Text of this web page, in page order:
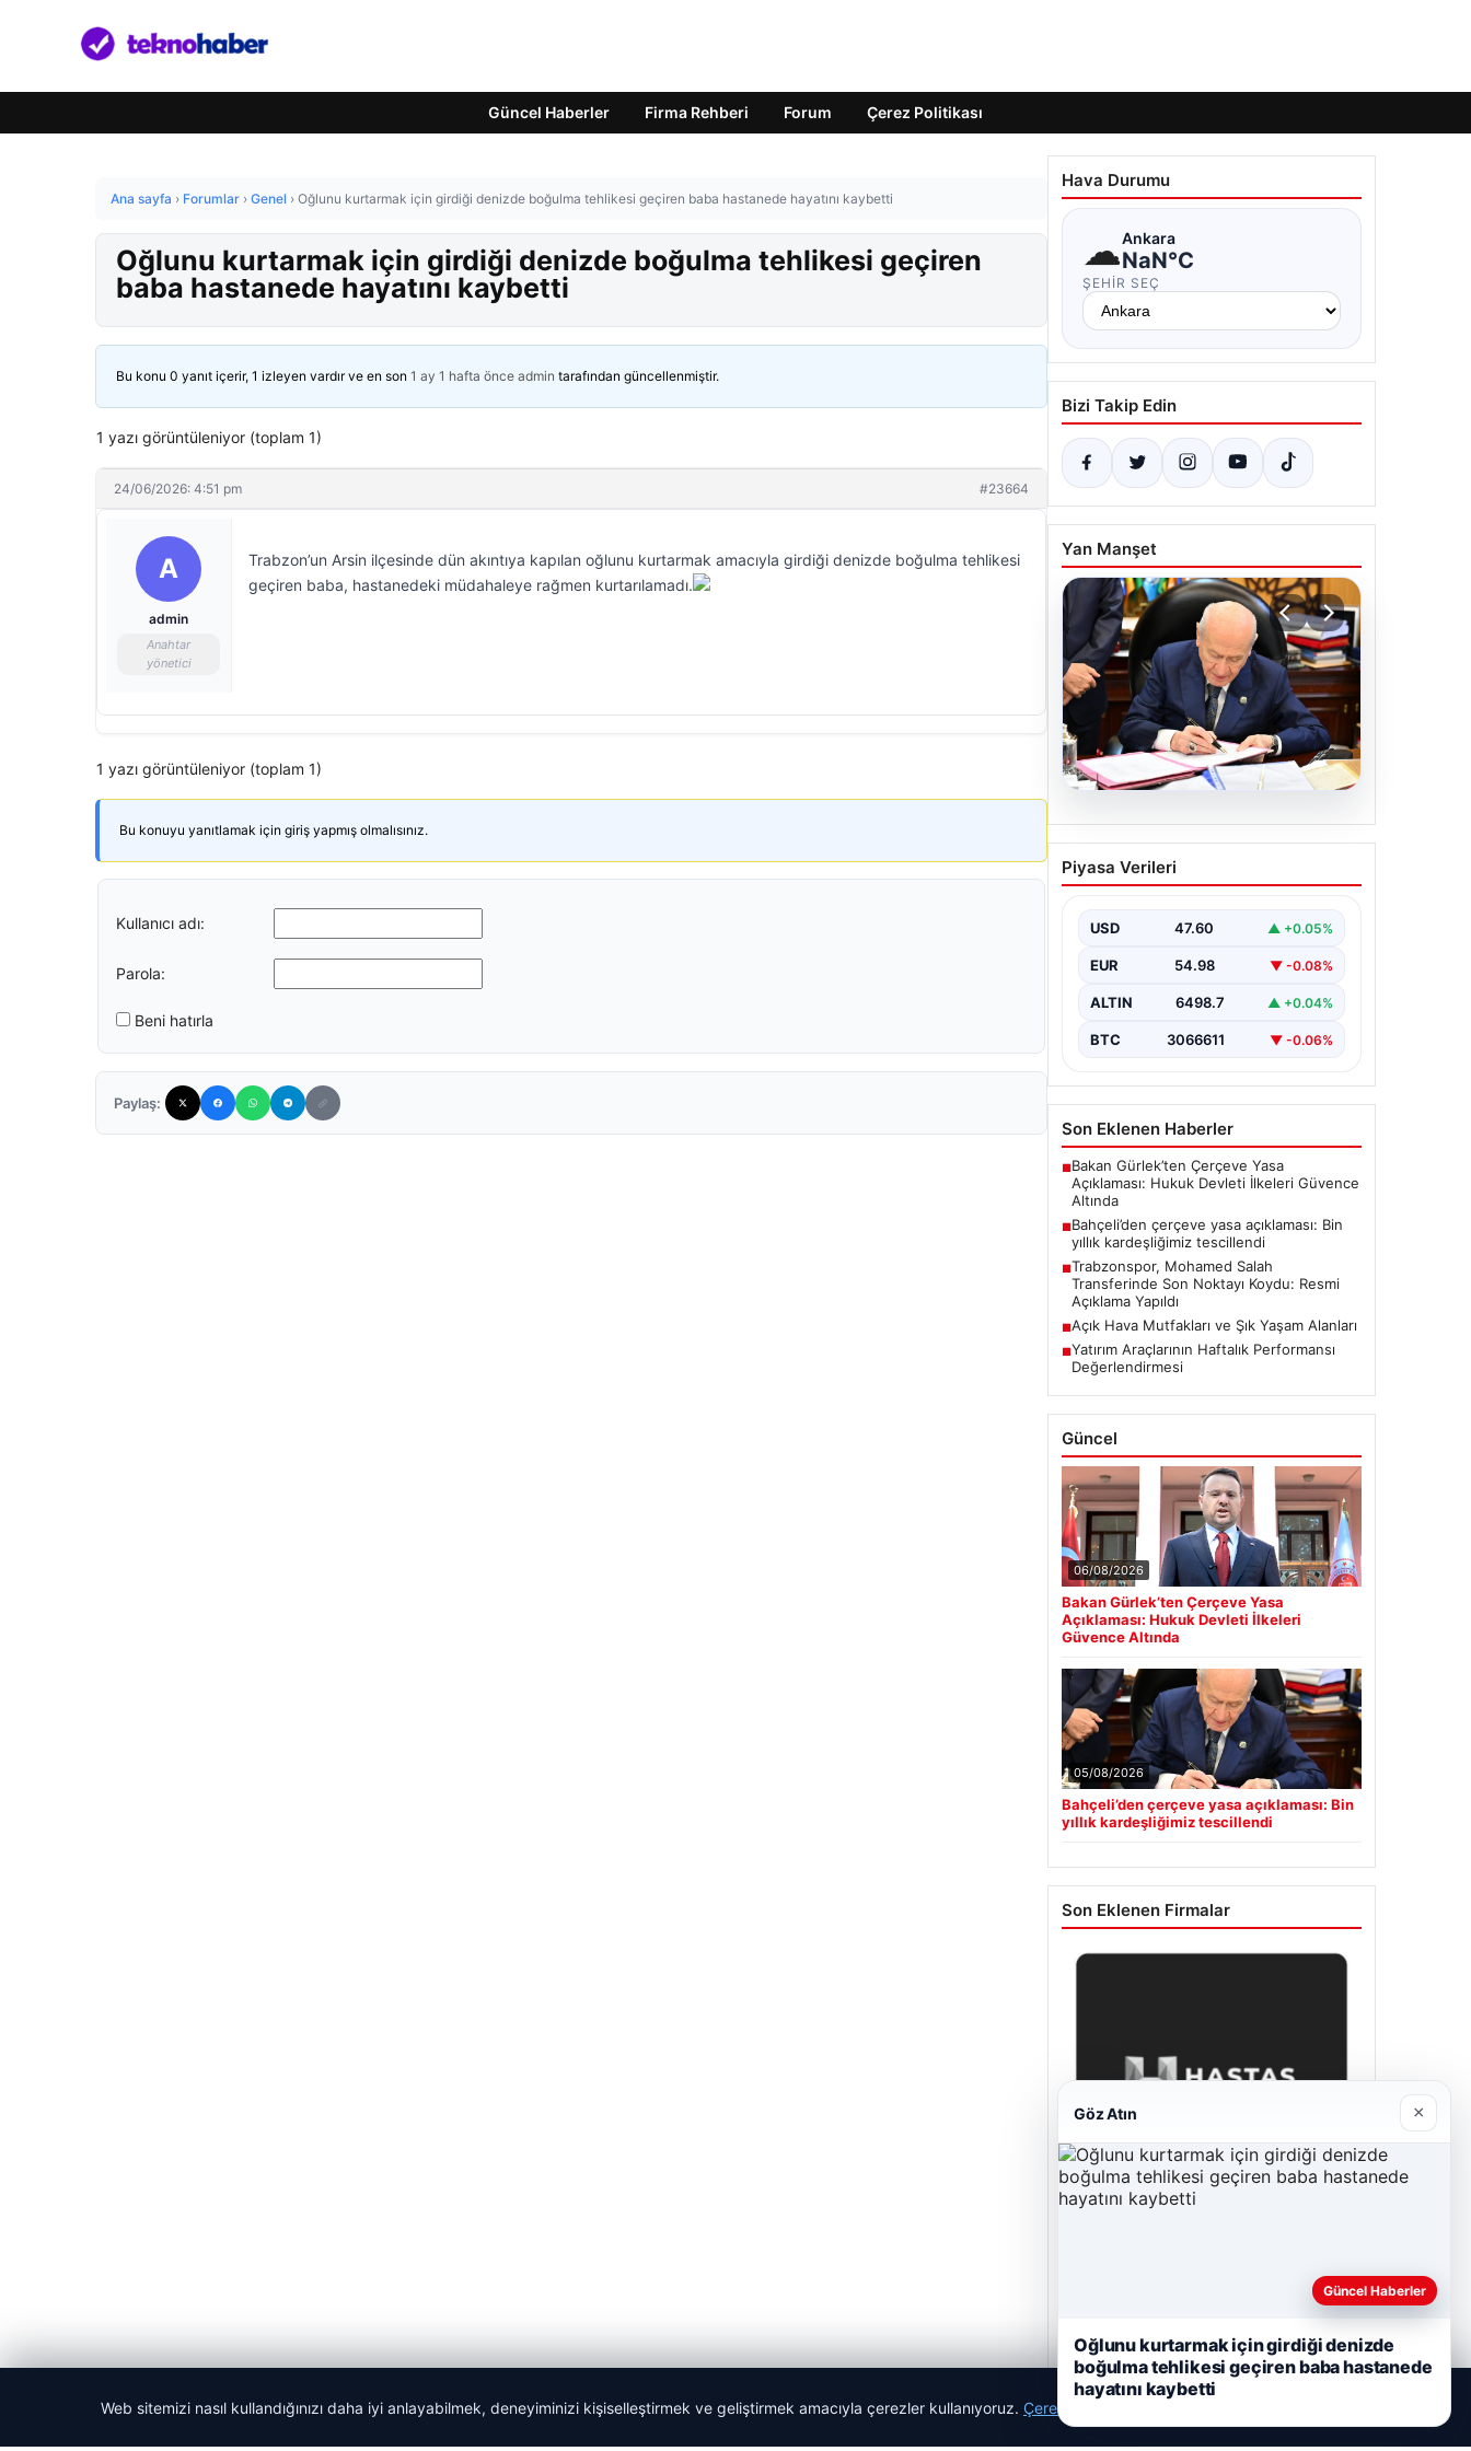
Güncel Haberler Firma Rehberi Forum Çerez Politikası
Ana sayfa › Forumlar › Genel › Oğlunu kurtarmak için girdiği denizde boğulma tehlikesi geçiren baba hastanede hayatını kaybetti
Oğlunu kurtarmak için girdiği denizde boğulma tehlikesi geçiren
baba hastanede hayatını kaybetti
Bu konu 0 yanıt içerir, 1 izleyen vardır ve en son 1 ay 1 hafta önce admin tarafından güncellenmiştir.
1 yazı görüntüleniyor (toplam 1)
24/06/2026: 4:51 pm #23664
A
admin
Anahtar
yönetici
Trabzon’un Arsin ilçesinde dün akıntıya kapılan oğlunu kurtarmak amacıyla girdiği denizde boğulma tehlikesi
geçiren baba, hastanedeki müdahaleye rağmen kurtarılamadı.
1 yazı görüntüleniyor (toplam 1)
Bu konuyu yanıtlamak için giriş yapmış olmalısınız.
Kullanıcı adı:
Parola:
Beni hatırla
Paylaş:
Hava Durumu
☁Ankara
NaN°C
ŞEHIR SEÇ
Bizi Takip Edin
Yan Manşet
05.08.2026
Bahçeli’den çerçeve yasa
açıklaması: Bin yıllık
Piyasa Verileri
USD 47.60 ▲ +0.05%
EUR 54.98 ▼ -0.08%
ALTIN 6498.7 ▲ +0.04%
BTC 3066611 ▼ -0.06%
Son Eklenen Haberler
■Bakan Gürlek’ten Çerçeve Yasa
Açıklaması: Hukuk Devleti İlkeleri Güvence
Altında
■Bahçeli’den çerçeve yasa açıklaması: Bin
yıllık kardeşliğimiz tescillendi
■Trabzonspor, Mohamed Salah
Transferinde Son Noktayı Koydu: Resmi
Açıklama Yapıldı
■Açık Hava Mutfakları ve Şık Yaşam Alanları
■Yatırım Araçlarının Haftalık Performansı
Değerlendirmesi
Güncel
06/08/2026
Bakan Gürlek’ten Çerçeve Yasa
Açıklaması: Hukuk Devleti İlkeleri
Güvence Altında
05/08/2026
Bahçeli’den çerçeve yasa açıklaması: Bin
yıllık kardeşliğimiz tescillendi
Son Eklenen Firmalar
Web sitemizi nasıl kullandığınızı daha iyi anlayabilmek, deneyiminizi kişiselleştirmek ve geliştirmek amacıyla çerezler kullanıyoruz. Çerez Politikamız
Göz Atın ×
Güncel Haberler
Oğlunu kurtarmak için girdiği denizde
boğulma tehlikesi geçiren baba hastanede
hayatını kaybetti